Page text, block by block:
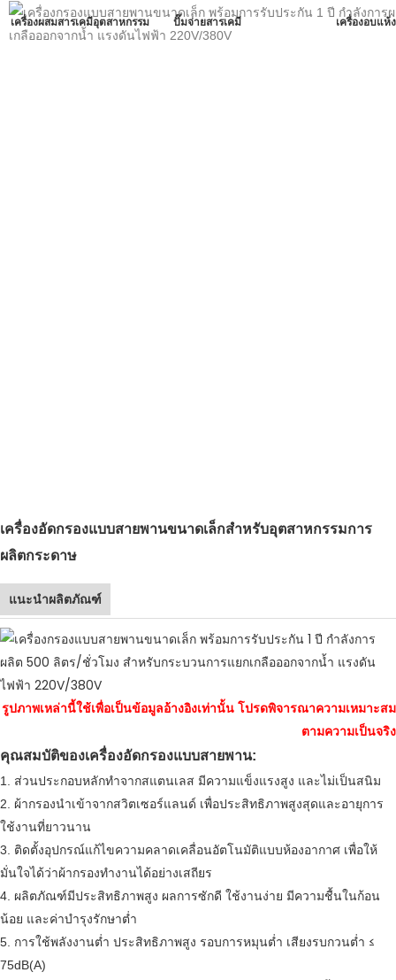
เครื่องผสมสารเคมีอุตสาหกรรม ปั๊มจ่ายสารเคมี เครื่องอบแห้
เครื่องอัดกรองแบบสายพานขนาดเล็กสำหรับอุตสาหกรรมการ
ผลิตกระดาษ
แนะนำผลิตภัณฑ์
รูปภาพเหล่านี้ใช้เพื่อเป็นข้อมูลอ้างอิงเท่านั้น โปรดพิจารณาความเหมาะสม
ตามความเป็นจริง
คุณสมบัติของเครื่องอัดกรองแบบสายพาน:
1. ส่วนประกอบหลักทำจากสแตนเลส มีความแข็งแรงสูง และไม่เป็นสนิม
2. ผ้ากรองนำเข้าจากสวิตเซอร์แลนด์ เพื่อประสิทธิภาพสูงสุดและอายุการ
ใช้งานที่ยาวนาน
3. ติดตั้งอุปกรณ์แก้ไขความคลาดเคลื่อนอัตโนมัติแบบห้องอากาศ เพื่อให้
มั่นใจได้ว่าผ้ากรองทำงานได้อย่างเสถียร
4. ผลิตภัณฑ์มีประสิทธิภาพสูง ผลการซักดี ใช้งานง่าย มีความชื้นในก้อน
น้อย และค่าบำรุงรักษาต่ำ
5. การใช้พลังงานต่ำ ประสิทธิภาพสูง รอบการหมุนต่ำ เสียงรบกวนต่ำ ≤
75dB(A)